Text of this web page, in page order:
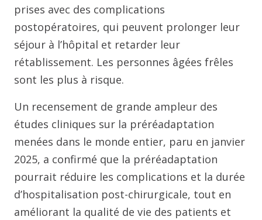
prises avec des complications
postopératoires, qui peuvent prolonger leur
séjour à l’hôpital et retarder leur
rétablissement. Les personnes âgées frêles
sont les plus à risque.
Un recensement de grande ampleur des
études cliniques sur la préréadaptation
menées dans le monde entier, paru en janvier
2025, a confirmé que la préréadaptation
pourrait réduire les complications et la durée
d’hospitalisation post-chirurgicale, tout en
améliorant la qualité de vie des patients et